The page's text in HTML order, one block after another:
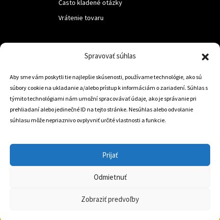
Spravovať súhlas
Aby sme vám poskytli tie najlepšie skúsenosti, používame technológie, ako sú
súbory cookie na ukladanie a/alebo prístup k informáciám o zariadení. Súhlas s
týmito technológiami nám umožní spracovávať údaje, ako je správanie pri
prehliadaní alebo jedinečné ID na tejto stránke. Nesúhlas alebo odvolanie
súhlasu môže nepriaznivo ovplyvniť určité vlastnosti a funkcie.
Prijať
Odmietnuť
Zobraziť predvoľby
Často kladené otázky
Vrátenie tovaru
Trstená 02801
+421 905 806 234
Český Eshop